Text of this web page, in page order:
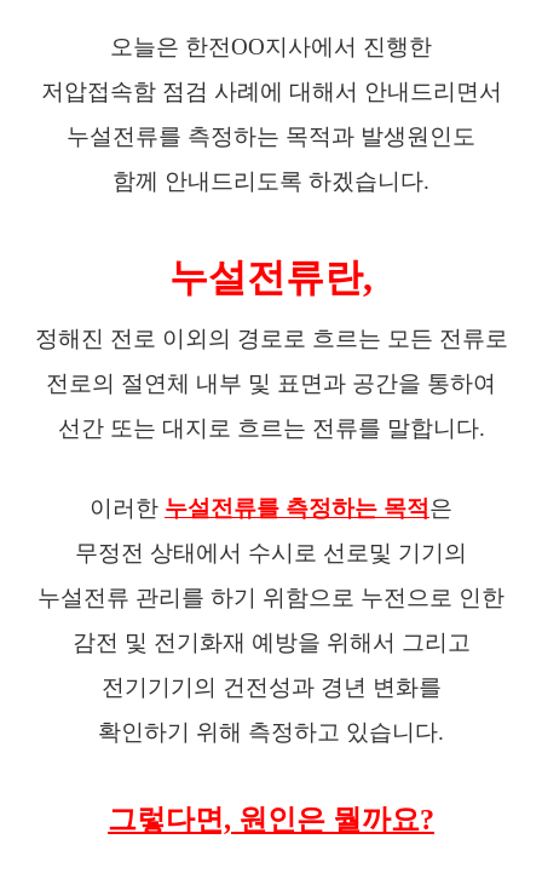
오늘은 한전OO지사에서 진행한
저압접속함 점검 사례에 대해서 안내드리면서
누설전류를 측정하는 목적과 발생원인도
함께 안내드리도록 하겠습니다.
누설전류란,
정해진 전로 이외의 경로로 흐르는 모든 전류로
전로의 절연체 내부 및 표면과 공간을 통하여
선간 또는 대지로 흐르는 전류를 말합니다.
이러한 누설전류를 측정하는 목적은
무정전 상태에서 수시로 선로및 기기의
누설전류 관리를 하기 위함으로 누전으로 인한
감전 및 전기화재 예방을 위해서 그리고
전기기기의 건전성과 경년 변화를
확인하기 위해 측정하고 있습니다.
그렇다면, 원인은 뭘까요?